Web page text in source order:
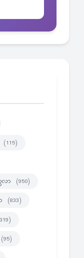
(115)
လာ (950)
(833)
(95)